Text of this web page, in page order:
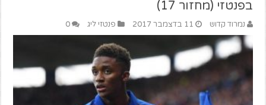
בפנטזי (מחזור 17)
נמרוד קדוש 11 בדצמבר 2017 פנטזי ליג 0